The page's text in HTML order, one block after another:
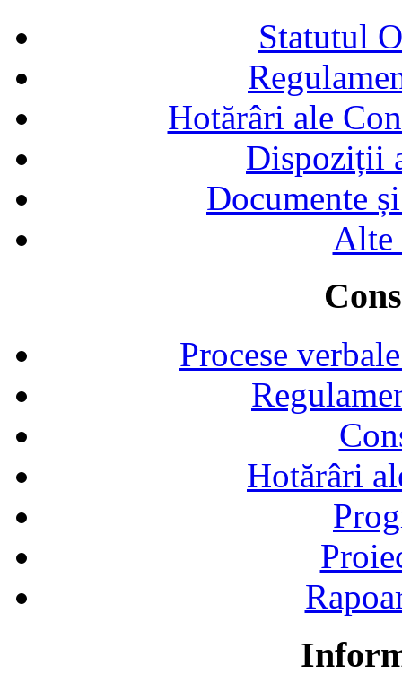
Statutul
Hotărâri ale
Dispoziții
Documente
Alte
Procese
Hotărâri